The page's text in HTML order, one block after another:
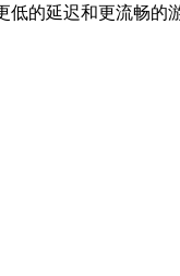
的延迟和更流畅的